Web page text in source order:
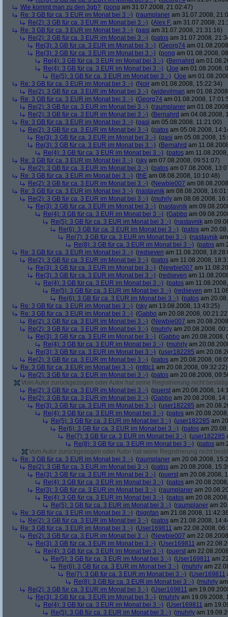
Wie kommt man zu den 3gb? (pong am 31.07.2008, 21:02:47)
Re: 3 GB für ca. 3 EUR im Monat bei 3 :-) (raumplaner am 31.07.2008,
Re(2): 3 GB für ca. 3 EUR im Monat bei 3 :-) (Alex F. am 31.07.2008,
Re: 3 GB für ca. 3 EUR im Monat bei 3 :-) (gasi am 31.07.2008, 21:31:16)
Re(2): 3 GB für ca. 3 EUR im Monat bei 3 :-) (patos am 31.07.2008,
Re(3): 3 GB für ca. 3 EUR im Monat bei 3 :-) (Georg74 am
Re(3): 3 GB für ca. 3 EUR im Monat bei 3 :-) (pong am 01.08.2008,
Re(4): 3 GB für ca. 3 EUR im Monat bei 3 :-) (Bernahrd am
Re(4): 3 GB für ca. 3 EUR im Monat bei 3 :-) (Joe am 01.08.2008,
Re(5): 3 GB für ca. 3 EUR im Monat bei 3 :-) (Joe am
Re: 3 GB für ca. 3 EUR im Monat bei 3 :-) (Noir am 01.08.2008, 15:22:34)
Re(2): 3 GB für ca. 3 EUR im Monat bei 3 :-) (widevilman am
Re: 3 GB für ca. 3 EUR im Monat bei 3 :-) (Georg74 am 01.08.2008,
Re(2): 3 GB für ca. 3 EUR im Monat bei 3 :-) (raumplaner am
Re(2): 3 GB für ca. 3 EUR im Monat bei 3 :-) (Bernahrd am 04.08.2008,
Re: 3 GB für ca. 3 EUR im Monat bei 3 :-) (gasi am 05.08.2008, 11:21:00)
Re(2): 3 GB für ca. 3 EUR im Monat bei 3 :-) (patos am 05.08.2008,
Re(3): 3 GB für ca. 3 EUR im Monat bei 3 :-) (gasi am 05.08.2008,
Re(3): 3 GB für ca. 3 EUR im Monat bei 3 :-) (Bernahrd am
Re(4): 3 GB für ca. 3 EUR im Monat bei 3 :-) (patos am
Re: 3 GB für ca. 3 EUR im Monat bei 3 :-) (sky am 07.08.2008, 09:51:07)
Re(2): 3 GB für ca. 3 EUR im Monat bei 3 :-) (patos am 07.08.2008,
Re: 3 GB für ca. 3 EUR im Monat bei 3 :-) (thE am 08.08.2008, 10:10:48)
Re(2): 3 GB für ca. 3 EUR im Monat bei 3 :-) (Newbie007 am
Re: 3 GB für ca. 3 EUR im Monat bei 3 :-) (nastavnik am 08.08.2008,
Re(2): 3 GB für ca. 3 EUR im Monat bei 3 :-) (muhrly am 08.08.2008,
Re(3): 3 GB für ca. 3 EUR im Monat bei 3 :-) (nastavnik am
Re(4): 3 GB für ca. 3 EUR im Monat bei 3 :-) (Gabbo am
Re(5): 3 GB für ca. 3 EUR im Monat bei 3 :-) (nastavnik am
Re(6): 3 GB für ca. 3 EUR im Monat bei 3 :-) (patos am
Re(7): 3 GB für ca. 3 EUR im Monat bei 3 :-) (nastavnik
Re(8): 3 GB für ca. 3 EUR im Monat bei 3 :-) (patos am
Re: 3 GB für ca. 3 EUR im Monat bei 3 :-) (redseven am 11.08.2008,
Re(2): 3 GB für ca. 3 EUR im Monat bei 3 :-) (patos am 11.08.2008,
Re(3): 3 GB für ca. 3 EUR im Monat bei 3 :-) (Newbie007 am
Re(3): 3 GB für ca. 3 EUR im Monat bei 3 :-) (redseven am
Re(4): 3 GB für ca. 3 EUR im Monat bei 3 :-) (patos am
Re(5): 3 GB für ca. 3 EUR im Monat bei 3 :-) (redseven am
Re(6): 3 GB für ca. 3 EUR im Monat bei 3 :-) (patos am
Re: 3 GB für ca. 3 EUR im Monat bei 3 :-) (sky am 13.08.2008, 13:43:25)
Re: 3 GB für ca. 3 EUR im Monat bei 3 :-) (Gabbo am 20.08.2008,
Re(2): 3 GB für ca. 3 EUR im Monat bei 3 :-) (Newbie007 am
Re(2): 3 GB für ca. 3 EUR im Monat bei 3 :-) (muhrly am 20.08.2008,
Re(3): 3 GB für ca. 3 EUR im Monat bei 3 :-) (Gabbo am 20.08.2008,
Re(4): 3 GB für ca. 3 EUR im Monat bei 3 :-) (muhrly am
Re(3): 3 GB für ca. 3 EUR im Monat bei 3 :-) (user182285 am
Re(2): 3 GB für ca. 3 EUR im Monat bei 3 :-) (patos am 20.08.2008,
Re: 3 GB für ca. 3 EUR im Monat bei 3 :-) (mfdc1 am 20.08.2008, 09:32:22)
Re(2): 3 GB für ca. 3 EUR im Monat bei 3 :-) (patos am 20.08.2008,
Vom Autor zurückgezogen oder Autor hat seine Registrierung nicht
Re(2): 3 GB für ca. 3 EUR im Monat bei 3 :-) (puerst am 20.08.2008,
Re(2): 3 GB für ca. 3 EUR im Monat bei 3 :-) (Gabbo am 20.08.2008,
Re(3): 3 GB für ca. 3 EUR im Monat bei 3 :-) (user182285 am
Re(4): 3 GB für ca. 3 EUR im Monat bei 3 :-) (patos am
Re(5): 3 GB für ca. 3 EUR im Monat bei 3 :-) (user182285 am
Re(6): 3 GB für ca. 3 EUR im Monat bei 3 :-) (patos am
Re(7): 3 GB für ca. 3 EUR im Monat bei 3 :-) (user182285
Re(8): 3 GB für ca. 3 EUR im Monat bei 3 :-) (patos am
Vom Autor zurückgezogen oder Autor hat seine Registrierung nicht
Re: 3 GB für ca. 3 EUR im Monat bei 3 :-) (raumplaner am 20.08.2008,
Re(2): 3 GB für ca. 3 EUR im Monat bei 3 :-) (patos am 20.08.2008,
Re(3): 3 GB für ca. 3 EUR im Monat bei 3 :-) (puerst am 20.08.2008,
Re(4): 3 GB für ca. 3 EUR im Monat bei 3 :-) (patos am
Re(3): 3 GB für ca. 3 EUR im Monat bei 3 :-) (raumplaner am
Re(4): 3 GB für ca. 3 EUR im Monat bei 3 :-) (patos am
Re(5): 3 GB für ca. 3 EUR im Monat bei 3 :-) (raumplaner am
Re: 3 GB für ca. 3 EUR im Monat bei 3 :-) (bignfan am 21.08.2008,
Re(2): 3 GB für ca. 3 EUR im Monat bei 3 :-) (patos am 21.08.2008,
Re: 3 GB für ca. 3 EUR im Monat bei 3 :-) (User169811 am 22.08.2008,
Re(2): 3 GB für ca. 3 EUR im Monat bei 3 :-) (Newbie007 am
Re(3): 3 GB für ca. 3 EUR im Monat bei 3 :-) (User169811 am
Re(4): 3 GB für ca. 3 EUR im Monat bei 3 :-) (puerst am
Re(5): 3 GB für ca. 3 EUR im Monat bei 3 :-) (User169811 am
Re(6): 3 GB für ca. 3 EUR im Monat bei 3 :-) (muhrly am
Re(7): 3 GB für ca. 3 EUR im Monat bei 3 :-) (User169811
Re(8): 3 GB für ca. 3 EUR im Monat bei 3 :-) (muhrly
Re(2): 3 GB für ca. 3 EUR im Monat bei 3 :-) (User169811 am
Re(3): 3 GB für ca. 3 EUR im Monat bei 3 :-) (muhrly am 19.09.2008,
Re(4): 3 GB für ca. 3 EUR im Monat bei 3 :-) (User169811 am
Re(5): 3 GB für ca. 3 EUR im Monat bei 3 :-) (muhrly am